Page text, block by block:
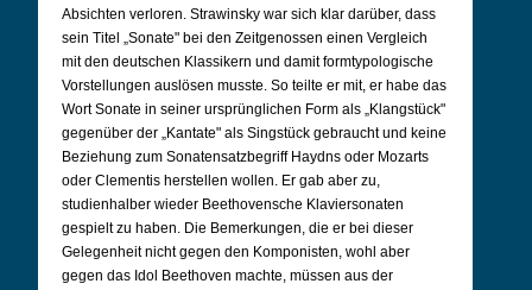
Absichten verloren. Strawinsky war sich klar darüber, dass
sein Titel „Sonate" bei den Zeitgenossen einen Vergleich
mit den deutschen Klassikern und damit formtypologische
Vorstellungen auslösen musste. So teilte er mit, er habe das
Wort Sonate in seiner ursprünglichen Form als „Klangstück"
gegenüber der „Kantate" als Singstück gebraucht und keine
Beziehung zum Sonatensatzbegriff Haydns oder Mozarts
oder Clementis herstellen wollen. Er gab aber zu,
studienhalber wieder Beethovensche Klaviersonaten
gespielt zu haben. Die Bemerkungen, die er bei dieser
Gelegenheit nicht gegen den Komponisten, wohl aber
gegen das Idol Beethoven machte, müssen aus der